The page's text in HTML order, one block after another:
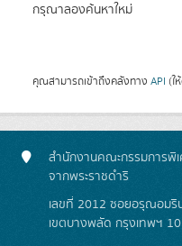
กรุณาลองค้นหาใหม่
คุณสามารถเข้าถึงคลังทาง API (ใ
สำนักงานคณะกรรมการพิเ
จากพระราชดำริ
เลขที่ 2012 ซอยอรุณอม
เขตบางพลัด กรุงเทพฯ